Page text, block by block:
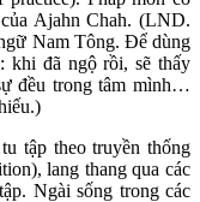
Ajahn Chah. (LND.
Nam Tông. Để dùng
khi đã ngộ rồi, sẽ thấy
đều trong tâm mình…
tập theo truyền thống
lang thang qua các
Ngài sống trong các